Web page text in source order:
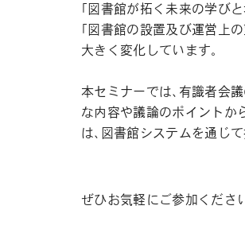
「図書館が拓く未来の学び
「図書館の設置及び運営上
大きく変化しています。
本セミナーでは、有識者会
な内容や議論のポイントか
は、図書館システムを通じ
ぜひお気軽にご参加ください